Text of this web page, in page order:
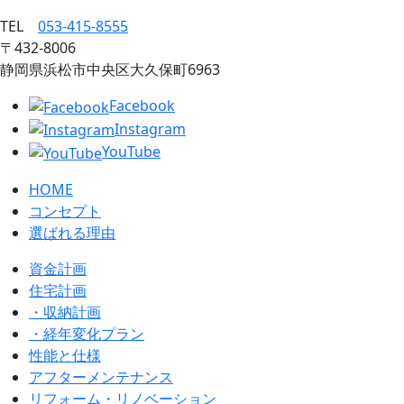
TEL 053‐415‐8555
〒432‐8006
静岡県浜松市中央区大久保町6963
Facebook
Instagram
YouTube
HOME
コンセプト
選ばれる理由
資金計画
住宅計画
・収納計画
・経年変化プラン
性能と仕様
アフターメンテナンス
リフォーム・リノベーション